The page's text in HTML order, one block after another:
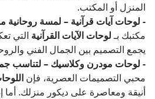
المنزل أو المكتب.
- لوحات آيات قرآنية – لمسة روحانية
مكتبك بـلوحات الآيات القرآنية التي
يجمع التصميم بين الجمال الفني
- لوحات مودرن وكلاسيك – لتناسب
محبي التصميمات العصرية، فإن
أنيقة ومعاصرة على ديكور منزلك. أما